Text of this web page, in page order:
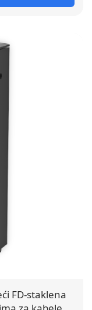
FD-staklena